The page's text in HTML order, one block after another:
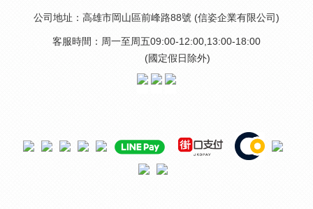
公司地址：高雄市岡山區前峰路88號 (信姿企業有限公司)
客服時間：周一至周五09:00-12:00,13:00-18:00
(國定假日除外)